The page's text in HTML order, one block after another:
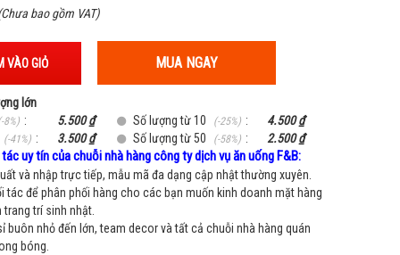
bao gồm VAT)
VÀO GIỎ MUA NGAY
lớn
8%) : 5.500 ₫ Số lượng từ 10 (-25%) :
4.500 ₫
(-41%) : 3.500 ₫ Số lượng từ 50 (-58%) : 2.500 ₫
uy tín của chuỗi nhà hàng công ty dịch vụ ăn uống F&B:
và nhập trực tiếp, mẫu mã đa dạng cập nhật thường xuyên.
tác để phân phối hàng cho các bạn muốn kinh doanh mặt hàng
trang trí sinh nhật.
buôn nhỏ đến lớn, team decor và tất cả chuỗi nhà hàng quán
bóng.